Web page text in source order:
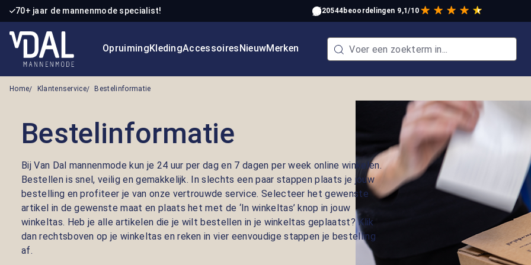
de hoofdinhoud
Ga naar de zoekopdracht
Ga naar de hoofdnavigatie
70+ jaar de mannenmode specialist! 20544beoordelingen 9,1/10
OpruimingKledingAccessoiresNieuwMerken
Home Klantenservice Bestelinformatie
Bestelinformatie
Bij Van Dal mannenmode kun je 24 uur per dag en 7 dagen per week online winkelen.
Bestellen is snel, veilig en gemakkelijk. In slechts een paar stappen plaats je jouw
bestelling en profiteer je van onze vertrouwde service. Selecteer het gewenste
artikel in de gewenste maat en plaats het met de ‘In winkeltas’ knop in jouw
winkeltas. Heb je alle artikelen die je wilt bestellen in je winkeltas geplaatst? Klik
dan rechtsboven op je winkeltas en reken in vier eenvoudige stappen je bestelling
af.